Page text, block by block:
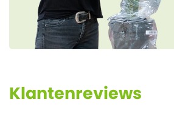
Klantenreviews